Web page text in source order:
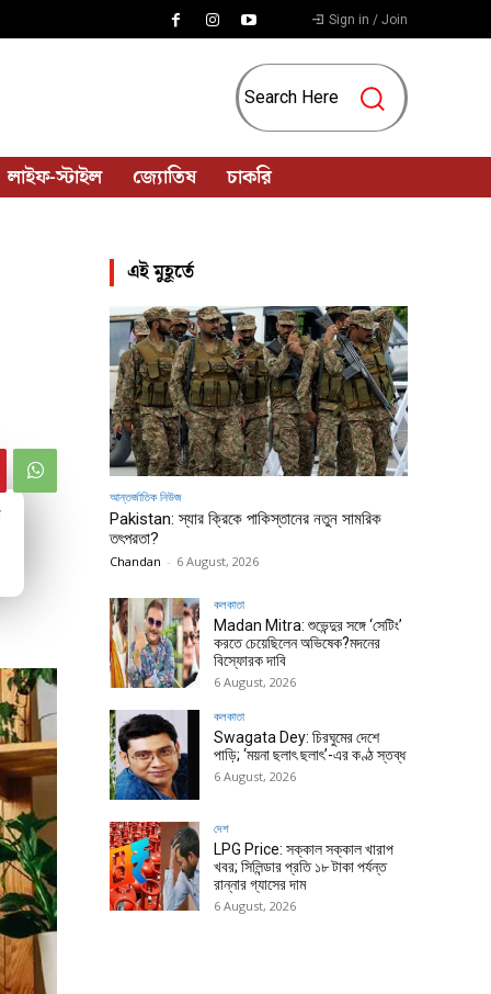
Sign in / Join
Search Here
লাইফ-স্টাইল জ্যোতিষ চাকরি
এই মুহূর্তে
আন্তর্জাতিক নিউজ
Pakistan: স্যার ক্রিকে পাকিস্তানের নতুন সামরিক
তৎপরতা?
Chandan - 6 August, 2026
কলকাতা
Madan Mitra: শুভেন্দুর সঙ্গে ‘সেটিং’
করতে চেয়েছিলেন অভিষেক?মদনের
বিস্ফোরক দাবি
6 August, 2026
কলকাতা
Swagata Dey: চিরঘুমের দেশে
পাড়ি; ‘ময়না ছলাৎ ছলাৎ’-এর কণ্ঠ স্তব্ধ
6 August, 2026
দেশ
LPG Price: সক্কাল সক্কাল খারাপ
খবর; সিলিন্ডার প্রতি ১৮ টাকা পর্যন্ত
রান্নার গ্যাসের দাম
6 August, 2026